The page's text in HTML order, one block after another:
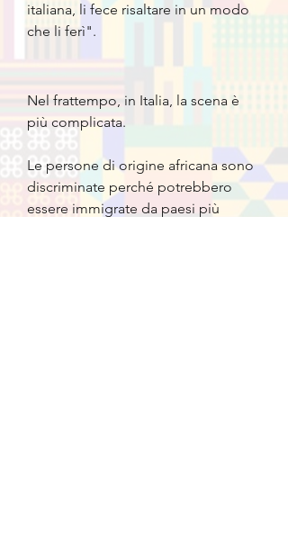
italiana, li fece risaltare in un modo
che li ferì".
Nel frattempo, in Italia, la scena è
più complicata.
Le persone di origine africana sono
discriminate perché potrebbero
essere immigrate da paesi più